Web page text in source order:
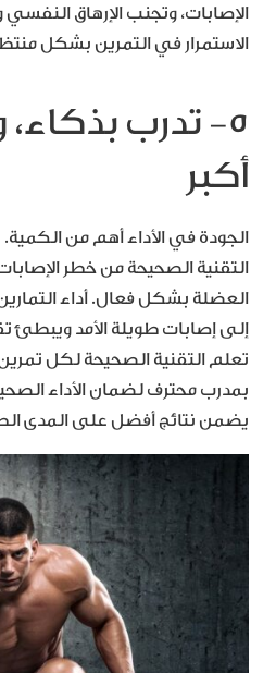
الإصابات، وتجنب الإرهاق
الاستمرار في التمرين بشكل
5- تدرب
أكبر
الجودة في الأداء أهم من
التقنية الصحيحة من خطر
العضلة بشكل فعال. أداء
إلى إصابات طويلة الأمد ويبطئ
تعلم التقنية الصحيحة لكل
بمدرب محترف لضمان الأداء
يضمن نتائج أفضل على المدى